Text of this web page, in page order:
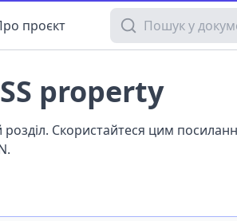
проєкт Пошук у документації
property
Скористайтеся цим